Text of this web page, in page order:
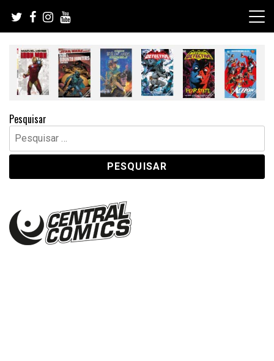
content
Pesquisar
Pesquisar
por: